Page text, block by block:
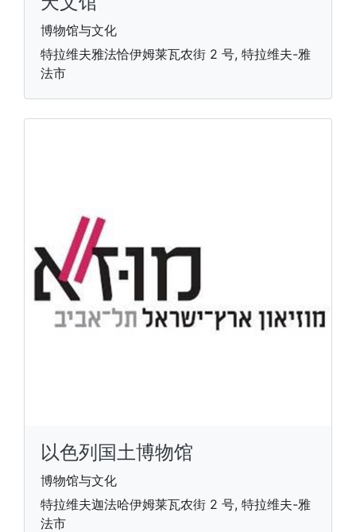
博物馆与文化
特拉维夫雅法恰伊姆莱瓦农街 2 号, 特拉维夫-雅
法市
以色列国土博物馆
博物馆与文化
特拉维夫迦法哈伊姆莱瓦农街 2 号, 特拉维夫-雅
法市